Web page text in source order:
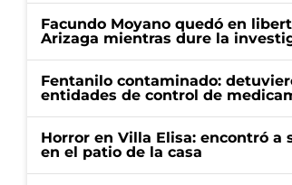
Facundo Moyano quedó en
Arizaga mientras dure la
Fentanilo contaminado:
entidades de control de
Horror en Villa Elisa: encontró
en el patio de la casa